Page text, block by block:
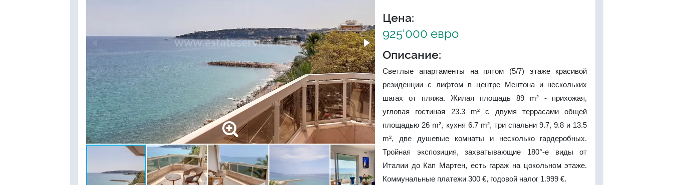
Цена:
925'000 евро
Описание:
Светлые апартаменты на пятом (5/7) этаже красивой
резиденции с лифтом в центре Ментона и нескольких
шагах от пляжа. Жилая площадь 89 m² - прихожая,
угловая гостиная 23.3 m² с двумя террасами общей
площадью 26 m², кухня 6.7 m², три спальни 9.7, 9.8 и 13.5
m², две душевые комнаты и несколько гардеробных.
Тройная экспозиция, захватывающие 180°-е виды от
Италии до Кап Мартен, есть гараж на цокольном этаже.
Коммунальные платежи 300 €, годовой налог 1.999 €.